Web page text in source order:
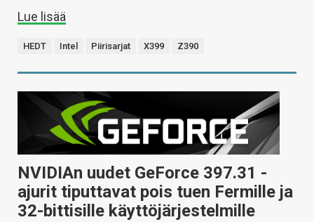
Lue lisää
HEDT Intel Piirisarjat X399 Z390
NVIDIAn uudet GeForce 397.31 -
ajurit tiputtavat pois tuen Fermille ja
32-bittisille käyttöjärjestelmille